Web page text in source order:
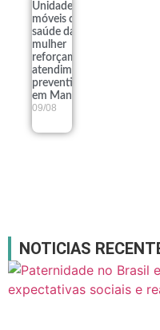
Unidades
móveis de
saúde da
mulher
reforçam
atendimento
preventivo
em Manaus
09/08
NOTICIAS